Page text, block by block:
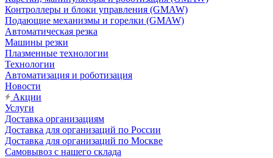
Контроллеры и блоки управления (GMAW)
Подающие механизмы и горелки (GMAW)
Автоматическая резка
Машины резки
Плазменные технологии
Технологии
Автоматизация и роботизация
Новости
Акции
Услуги
Доставка организациям
Доставка для организаций по России
Доставка для организаций по Москве
Самовывоз с нашего склада